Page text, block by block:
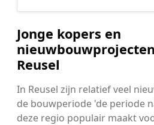
Jonge kopers en
Reusel
In Reusel zijn relatief veel
de bouwperiode 'de periode
deze regio populair maakt